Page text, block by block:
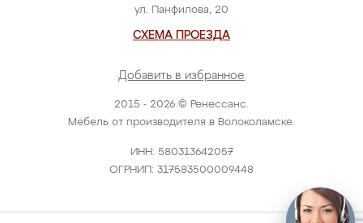
2015 - 2026 © Ренессанс.
Мебель от производителя в Волоколамске.
ИНН: 580313642057
ОГРНИП: 317583500009448
ул. Панфилова, 20
СХЕМА ПРОЕЗДА
Добавить в избранное